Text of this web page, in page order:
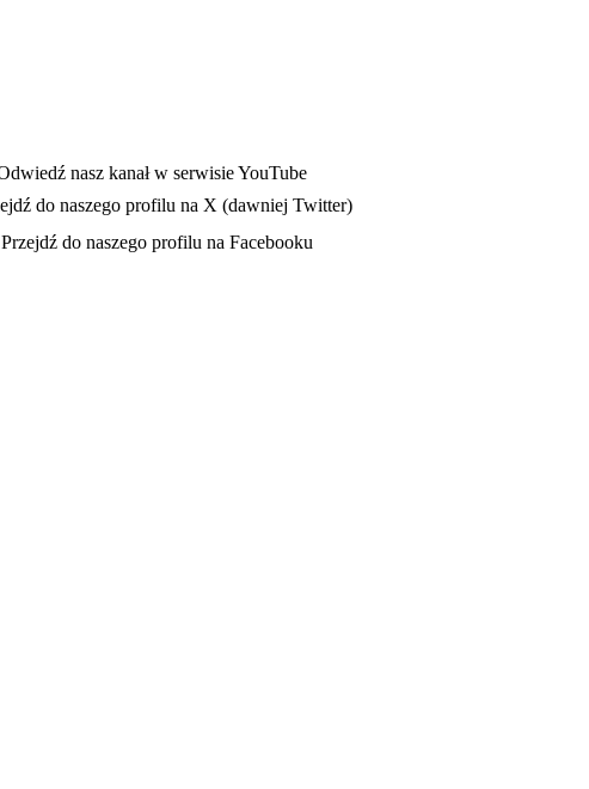
- otwiera się w nowej karcie
nasz kanał w serwisie YouTube
w nowej karcie
do naszego profilu na X (dawniej Twitter)
- otwiera się w nowej karcie
Przejdź do naszego profilu na Facebooku